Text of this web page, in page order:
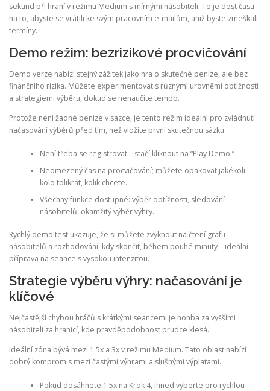
sekund při hraní v režimu Medium s mírnými násobiteli. To je dost času
na to, abyste se vrátili ke svým pracovním e-mailům, aniž byste zmeškali
termíny.
Demo režim: bezrizikové procvičování
Demo verze nabízí stejný zážitek jako hra o skutečné peníze, ale bez
finančního rizika. Můžete experimentovat s různými úrovněmi obtížnosti
a strategiemi výběru, dokud se nenaučíte tempo.
Protože není žádné peníze v sázce, je tento režim ideální pro zvládnutí
načasování výběrů před tím, než vložíte první skutečnou sázku.
Není třeba se registrovat – stačí kliknout na “Play Demo.”
Neomezený čas na procvičování; můžete opakovat jakékoli
kolo tolikrát, kolik chcete.
Všechny funkce dostupné: výběr obtížnosti, sledování
násobitelů, okamžitý výběr výhry.
Rychlý demo test ukazuje, že si můžete zvyknout na čtení grafu
násobitelů a rozhodování, kdy skončit, během pouhé minuty—ideální
příprava na seance s vysokou intenzitou.
Strategie výběru výhry: načasování je
klíčové
Nejčastější chybou hráčů s krátkými seancemi je honba za vyššími
násobiteli za hranicí, kde pravděpodobnost prudce klesá.
Ideální zóna bývá mezi 1.5x a 3x v režimu Medium. Tato oblast nabízí
dobrý kompromis mezi častými výhrami a slušnými výplatami.
Pokud dosáhnete 1.5x na Krok 4, ihned vyberte pro rychlou